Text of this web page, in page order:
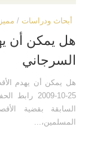
أبحاث ودراسات / مميز
هل يمكن أن
السرجاني
هل يمكن أن يهدم
السابقة بقضية
المسلمين،...